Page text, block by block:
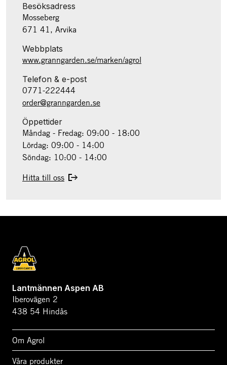
Besöksadress
Mosseberg
671 41, Arvika
Webbplats
www.granngarden.se/marken/agrol
Telefon & e-post
0771-222444
order@granngarden.se
Öppettider
Måndag - Fredag: 09:00 - 18:00
Lördag: 09:00 - 14:00
Söndag: 10:00 - 14:00
Hitta till oss
Lantmännen Aspen AB
Iberovägen 2
438 54 Hindås
Om Agrol
Våra produkter